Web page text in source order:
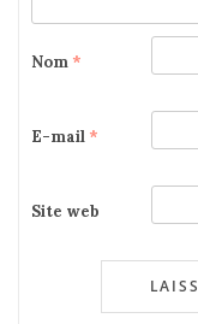
Nom *
E-mail *
Site web